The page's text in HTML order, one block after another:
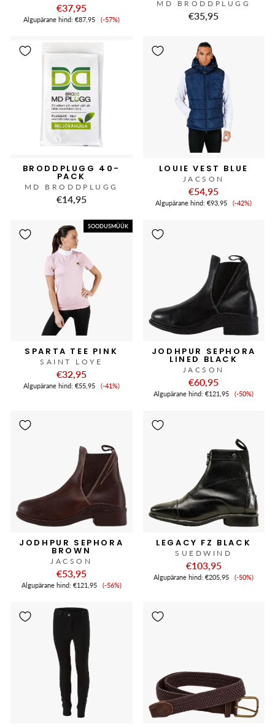
€37,95
Algupärane hind: €87,95 Soodushind
(-57%)
MD BRODDPLUGG
€35,95
BRODDPLUGG 40-
PACK
MD BRODDPLUGG
€14,95
LOUIE VEST BLUE
JACSON
€54,95
Algupärane hind:€93,95 (-42%)
SOODUSMÜÜK
SPARTA TEE PINK
SAINT LOYE
€32,95
Algupärane hind: €55,95 Soodushind
(-41%)
JODHPUR SEPHORA
LINED BLACK
JACSON
€60,95
Algupärane hind:€121,95 (-50%)
JODHPUR SEPHORA
BROWN
JACSON
€53,95
Algupärane hind: €121,95 Soodushind
(-56%)
LEGACY FZ BLACK
SUEDWIND
€103,95
Algupärane hind:€205,95 (-50%)